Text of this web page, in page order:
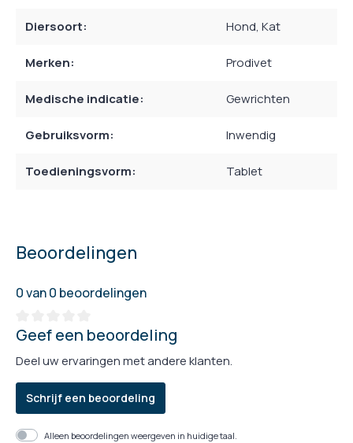
Diersoort: Hond, Kat
Merken: Prodivet
Medische indicatie: Gewrichten
Gebruiksvorm: Inwendig
Toedieningsvorm: Tablet
Beoordelingen
0 van 0 beoordelingen
Geef een beoordeling
Deel uw ervaringen met andere klanten.
Schrijf een beoordeling
Alleen beoordelingen weergeven in huidige taal.